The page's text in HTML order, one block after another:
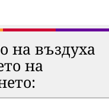
на въздуха
на